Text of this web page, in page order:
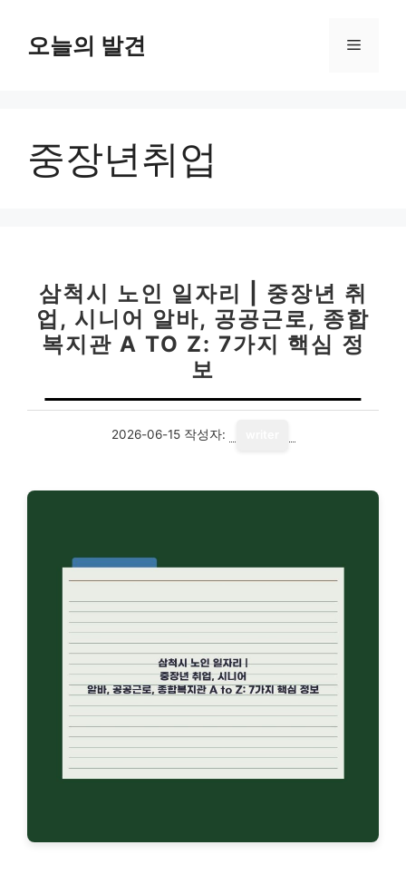
오늘의 발견 메
중장년취업
삼척시 노인 일자리 | 중장년 취
업, 시니어 알바, 공공근로, 종합
복지관 A TO Z: 7가지 핵심 정
보
2026-06-15 작성자: